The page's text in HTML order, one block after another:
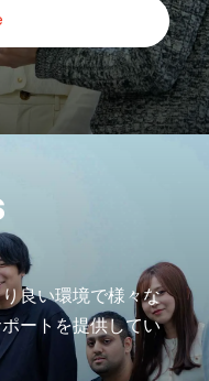
良い環境で様々な
ートを提供してい